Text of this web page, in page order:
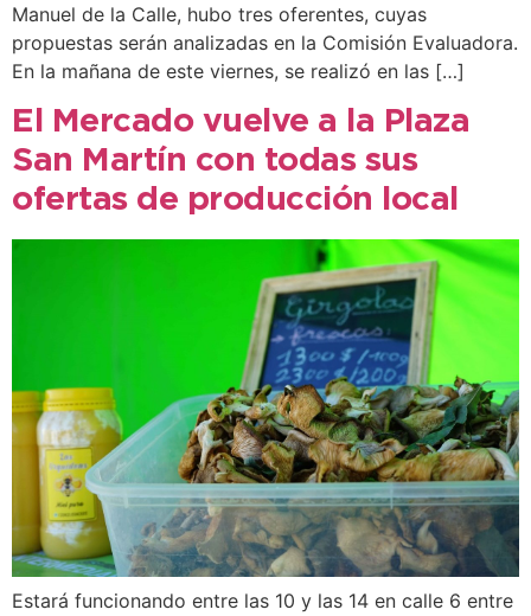
Manuel de la Calle, hubo tres oferentes, cuyas
propuestas serán analizadas en la Comisión Evaluadora.
En la mañana de este viernes, se realizó en las […]
El Mercado vuelve a la Plaza
San Martín con todas sus
ofertas de producción local
Estará funcionando entre las 10 y las 14 en calle 6 entre